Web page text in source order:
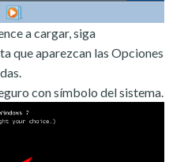
a cargar, siga
que aparezcan las Opciones
con símbolo del sistema.